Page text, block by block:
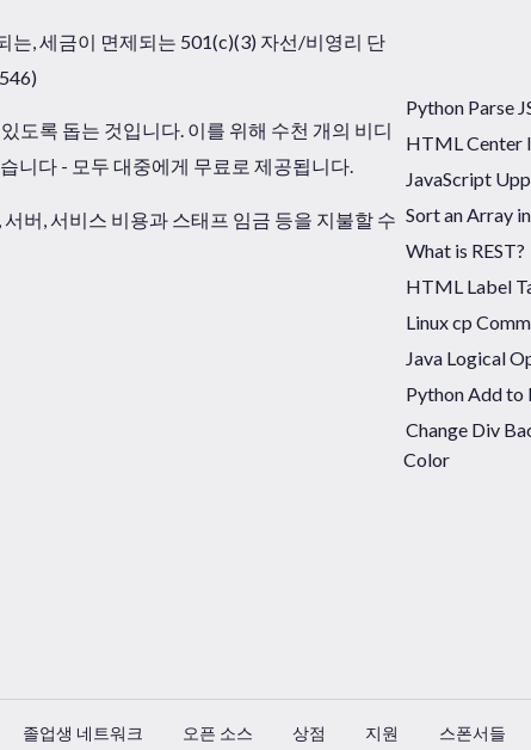
, 세금이 면제되는 501(c)(3) 자선/비영리 단
도록 돕는 것입니다. 이를 위해 수천 개의 비디
니다 - 모두 대중에게 무료로 제공됩니다.
버, 서비스 비용과 스태프 임금 등을 지불할 수
Python Parse
HTML Center
JavaScript
Sort an Array
What is REST?
HTML Label
Linux cp
Java Logical
Python Add to
Change Div
Color
졸업생 네트워크 오픈 소스 상점 지원 스폰서들